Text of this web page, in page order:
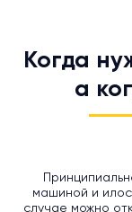
Когда
а
машиной и
случае можно